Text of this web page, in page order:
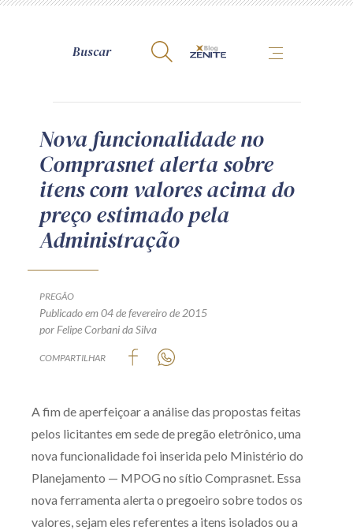
A Zênite
Como publicar conosco
Site da Zênite
Contato
Termos de uso
Encarregado (contato)
Zênite Fácil IA
Zênite Play
Orientação por Escrito
Mentoria Zênite
Nova funcionalidade no
Comprasnet alerta sobre
itens com valores acima do
preço estimado pela
Administração
PREGÃO
Publicado em 04 de fevereiro de 2015
por Felipe Corbani da Silva
COMPARTILHAR
A fim de aperfeiçoar a análise das propostas feitas
pelos licitantes em sede de pregão eletrônico, uma
nova funcionalidade foi inserida pelo Ministério do
Planejamento — MPOG no sítio Comprasnet. Essa
nova ferramenta alerta o pregoeiro sobre todos os
valores, sejam eles referentes a itens isolados ou a